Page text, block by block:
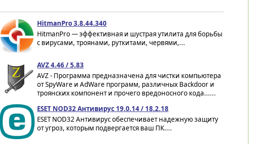
HitmanPro 3.8.44.340
HitmanPro — эффективная и шустрая утилита для борьбы
с вирусами, троянами, руткитами, червями,...
AVZ 4.46 / 5.83
AVZ - Программа предназначена для чистки компьютера
от SpyWare и AdWare программ, различных Backdoor и
троянских компонент и прочего вредоносного кода......
ESET NOD32 Антивирус 19.0.14 / 18.2.18
ESET NOD32 Антивирус обеспечивает надежную защиту
от угроз, которым подвергается ваш ПК....